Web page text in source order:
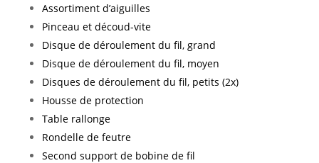
Assortiment d’aiguilles
Pinceau et découd-vite
Disque de déroulement du fil, grand
Disque de déroulement du fil, moyen
Disques de déroulement du fil, petits (2x)
Housse de protection
Table rallonge
Rondelle de feutre
Second support de bobine de fil